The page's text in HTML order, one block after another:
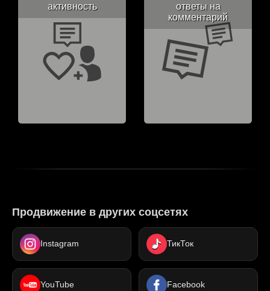
активность
ответы на
комментарий
Продвижение в других соцсетях
Instagram ТикТок
YouTube Facebook